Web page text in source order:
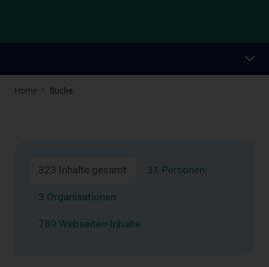
Home Suche
823 Inhalte gesamt 31 Personen
3 Organisationen
789 Webseiten-Inhalte